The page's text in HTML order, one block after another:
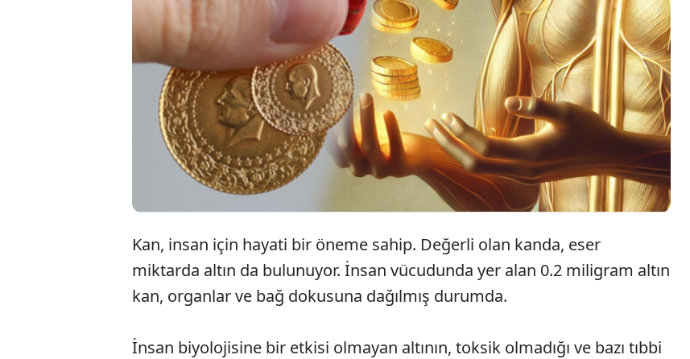
İnsan vücudunda eser miktarda altın olduğunu biliyor
muydunuz? Bu oran 0.2 miligramdır. İnsana zarar vermeyen
bu altın miktarı az olduğundan dolayı 'eser element'
kategorisinde yer alıyor. İşte şaşırtıcı bilgiler
Kan, insan için hayati bir öneme sahip. Değerli olan kanda, eser
miktarda altın da bulunuyor. İnsan vücudunda yer alan 0.2 miligram altın
kan, organlar ve bağ dokusuna dağılmış durumda.
İnsan biyolojisine bir etkisi olmayan altının, toksik olmadığı ve bazı tıbbi